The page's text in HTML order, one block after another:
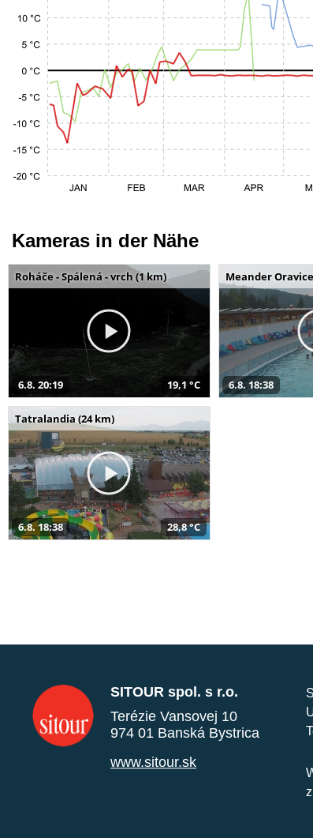
Kameras in der Nähe
Roháče - Spálená - vrch (1 km)
6.8. 20:19 19,1 °C
Meander
6.8. 18:38
Tatralandia (24 km)
6.8. 18:38 28,8 °C
SITOUR spol. s r.o.
Terézie Vansovej 10
974 01 Banská Bystrica
www.sitour.sk